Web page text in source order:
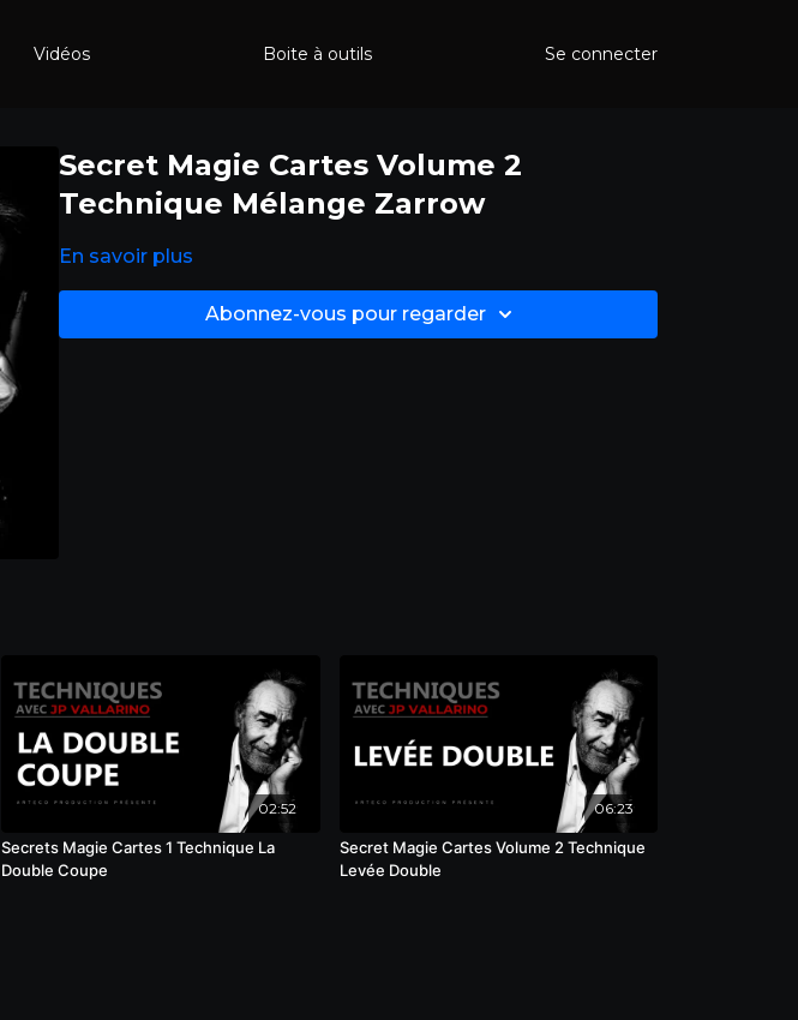
Vidéos Boite à outils Se connecter
Secret Magie Cartes Volume 2
Technique Mélange Zarrow
En savoir plus
Abonnez-vous pour regarder
02:52
Secrets Magie Cartes 1 Technique La
Double Coupe
06:23
Secret Magie Cartes Volume 2 Technique
Levée Double